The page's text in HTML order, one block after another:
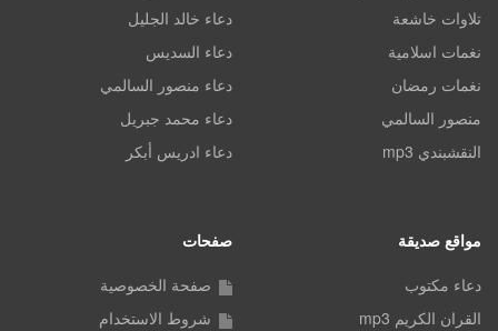
تلاوات خاشعة
نغمات اسلامية
نغمات رمضان
منصور السالمي
النقشبندي mp3
دعاء خالد الجليل
دعاء السديس
دعاء منصور السالمي
دعاء محمد جبريل
دعاء ادريس أبكر
مواقع صديقة
دعاء مكتوب
القران الكريم mp3
صفحات
صفحة الخصوصية
شروط الاستخدام